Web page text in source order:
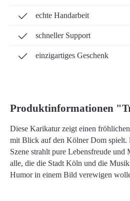
echte Handarbeit
schneller Support
einzigartiges Geschenk
Produktinformationen
Diese Karikatur zeigt einen
mit Blick auf den Kölner Dom spielt.
Szene strahlt pure Lebensfreude
alle, die die Stadt Köln und die
Humor in einem Bild verewigen